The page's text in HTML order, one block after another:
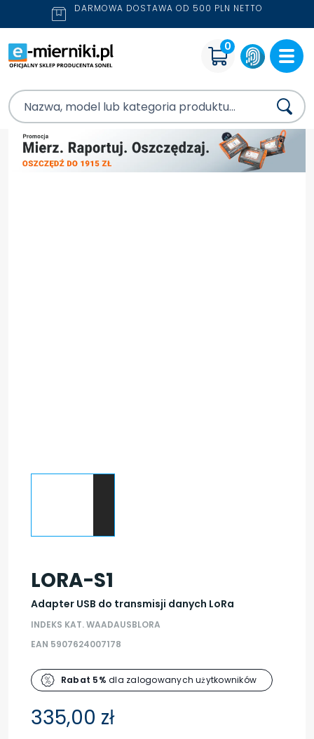
DARMOWA DOSTAWA OD 500 PLN NETTO
0
LORA-S1
Adapter USB do transmisji danych LoRa
INDEKS KAT. WAADAUSBLORA
EAN 5907624007178
Rabat 5% dla zalogowanych użytkowników
335,00 zł